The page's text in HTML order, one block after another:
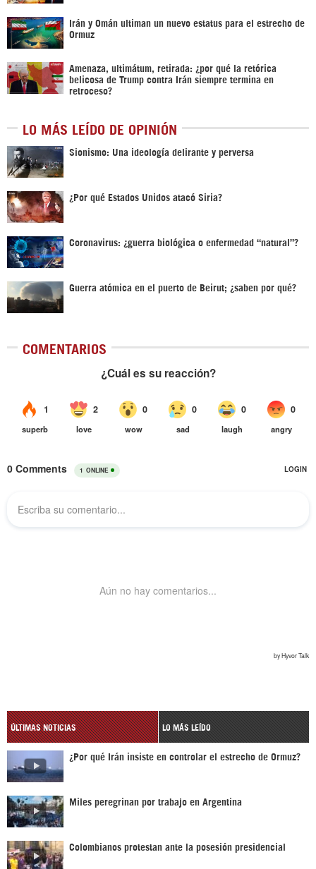
Irán y Omán ultiman un nuevo estatus para el estrecho de
Ormuz
Amenaza, ultimátum, retirada: ¿por qué la retórica
belicosa de Trump contra Irán siempre termina en
retroceso?
LO MÁS LEÍDO DE OPINIÓN
Sionismo: Una ideología delirante y perversa
¿Por qué Estados Unidos atacó Siria?
Coronavirus: ¿guerra biológica o enfermedad “natural”?
Guerra atómica en el puerto de Beirut; ¿saben por qué?
COMENTARIOS
ÚLTIMAS NOTICIAS LO MÁS LEÍDO
¿Por qué Irán insiste en controlar el estrecho de Ormuz?
Miles peregrinan por trabajo en Argentina
Colombianos protestan ante la posesión presidencial